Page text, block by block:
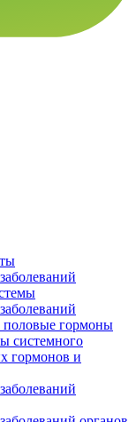
половые гормоны
системного
гормонов и